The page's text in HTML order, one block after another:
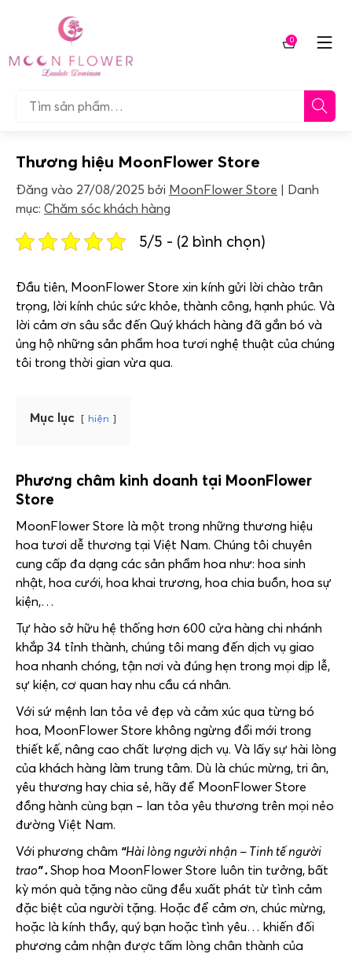
dung
Tìm…
0
Giỏ
Thương hiệu MoonFlower Store
Đăng vào 27/08/2025 bởi MoonFlower Store
Danh
mục: Chăm sóc khách hàng
5/5 - (2 bình chọn)
Đầu tiên, MoonFlower Store xin kính gửi lời chào trân
trọng, lời kính chúc sức khỏe, thành công, hạnh phúc. Và
lời cảm ơn sâu sắc đến Quý khách hàng đã gắn bó và
ủng hộ những sản phẩm hoa tươi nghệ thuật của chúng
tôi trong thời gian vừa qua.
Mục lục hiện
Phương châm kinh doanh tại MoonFlower
Store
MoonFlower Store là một trong những thương hiệu
hoa tươi dễ thương tại Việt Nam. Chúng tôi chuyên
cung cấp đa dạng các sản phẩm hoa như: hoa sinh
nhật, hoa cưới, hoa khai trương, hoa chia buồn, hoa sự
kiện,…
Tự hào sở hữu hệ thống hơn 600 cửa hàng chi nhánh
khắp 34 tỉnh thành, chúng tôi mang đến dịch vụ giao
hoa nhanh chóng, tận nơi và đúng hẹn trong mọi dịp lễ,
sự kiện, cơ quan hay nhu cầu cá nhân.
Với sứ mệnh lan tỏa vẻ đẹp và cảm xúc qua từng bó
hoa, MoonFlower Store không ngừng đổi mới trong
thiết kế, nâng cao chất lượng dịch vụ. Và lấy sự hài lòng
của khách hàng làm trung tâm. Dù là chúc mừng, tri ân,
yêu thương hay chia sẻ, hãy để MoonFlower Store
đồng hành cùng bạn – lan tỏa yêu thương trên mọi nẻo
đường Việt Nam.
Với phương châm “Hài lòng người nhận – Tinh tế người
trao” . Shop hoa MoonFlower Store luôn tin tưởng, bất
kỳ món quà tặng nào cũng đều xuất phát từ tình cảm
đặc biệt của người tặng. Hoặc để cảm ơn, chúc mừng,
hoặc là kính thầy, quý bạn hoặc tình yêu… khiến đối
phương cảm nhận được tấm lòng chân thành của